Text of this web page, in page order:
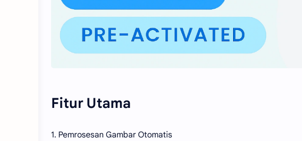
Fitur Utama
1. Pemrosesan Gambar Otomatis